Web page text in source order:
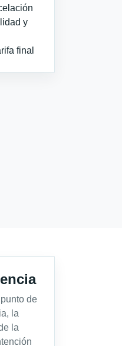
y
final
de
la
la